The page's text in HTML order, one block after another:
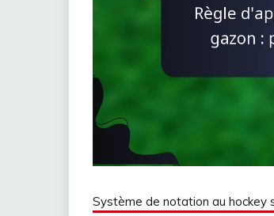
Système de notation au hockey